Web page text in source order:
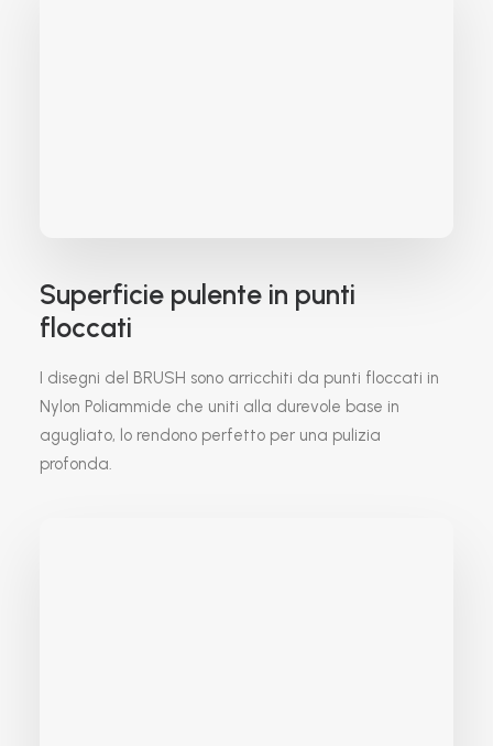
Superficie pulente in punti
floccati
I disegni del BRUSH sono arricchiti da punti floccati in
Nylon Poliammide che uniti alla durevole base in
agugliato, lo rendono perfetto per una pulizia
profonda.